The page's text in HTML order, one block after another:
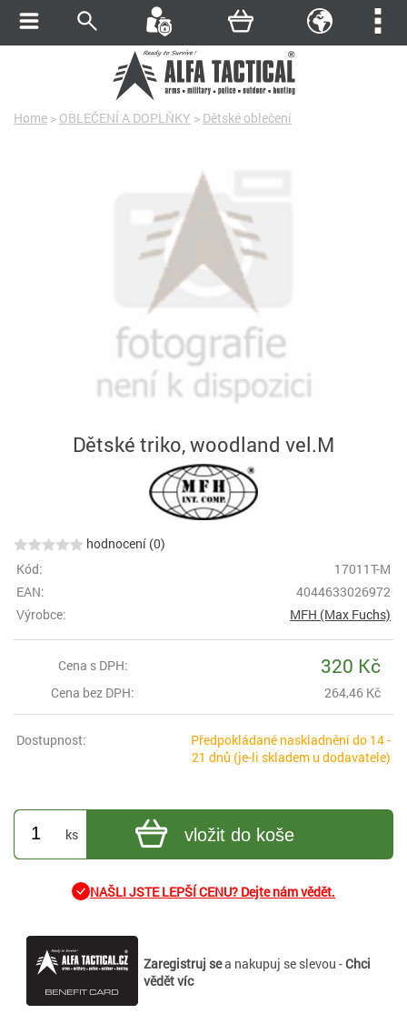
Home > OBLEČENÍ A DOPLŇKY > Dětské oblečení
Dětské triko, woodland vel.M
hodnocení (0)
Kód:
17011T-M
EAN:
4044633026972
Výrobce:
MFH (Max Fuchs)
Cena s DPH: 320 Kč
Cena bez DPH: 264,46 Kč
Dostupnost:
Předpokládané naskladnění do 14 -
21 dnů (je-li skladem u dodavatele)
ks vložit do koše
NAŠLI JSTE LEPŠÍ CENU? Dejte nám vědět.
Zaregistruj sea nakupuj se slevou -Chci
vědět víc